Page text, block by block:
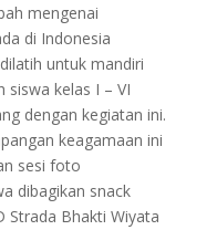
mengenai
di Indonesia
untuk mandiri
kelas I – VI
dengan kegiatan ini.
keagamaan ini
sesi foto
dibagikan snack
Strada Bhakti Wiyata